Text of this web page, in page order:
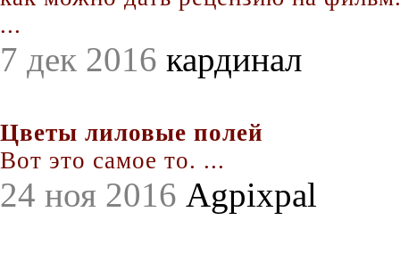
...
7 дек 2016 кардинал
Цветы лиловые полей
Вот это самое то. ...
24 ноя 2016 Agpixpal